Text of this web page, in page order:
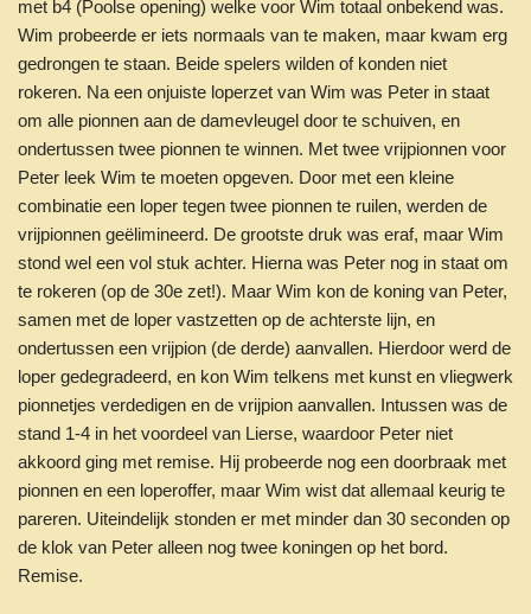
met b4 (Poolse opening) welke voor Wim totaal onbekend was.
Wim probeerde er iets normaals van te maken, maar kwam erg
gedrongen te staan. Beide spelers wilden of konden niet
rokeren. Na een onjuiste loperzet van Wim was Peter in staat
om alle pionnen aan de damevleugel door te schuiven, en
ondertussen twee pionnen te winnen. Met twee vrijpionnen voor
Peter leek Wim te moeten opgeven. Door met een kleine
combinatie een loper tegen twee pionnen te ruilen, werden de
vrijpionnen geëlimineerd. De grootste druk was eraf, maar Wim
stond wel een vol stuk achter. Hierna was Peter nog in staat om
te rokeren (op de 30e zet!). Maar Wim kon de koning van Peter,
samen met de loper vastzetten op de achterste lijn, en
ondertussen een vrijpion (de derde) aanvallen. Hierdoor werd de
loper gedegradeerd, en kon Wim telkens met kunst en vliegwerk
pionnetjes verdedigen en de vrijpion aanvallen. Intussen was de
stand 1-4 in het voordeel van Lierse, waardoor Peter niet
akkoord ging met remise. Hij probeerde nog een doorbraak met
pionnen en een loperoffer, maar Wim wist dat allemaal keurig te
pareren. Uiteindelijk stonden er met minder dan 30 seconden op
de klok van Peter alleen nog twee koningen op het bord.
Remise.